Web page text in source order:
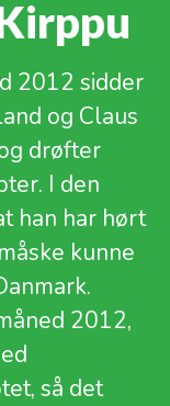
2012 sidder
og Claus
drøfter
I den
han har hørt
kunne
2012,
så det